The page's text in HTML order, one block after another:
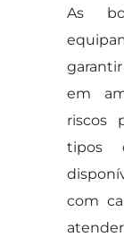
As
em
riscos
tipos
com